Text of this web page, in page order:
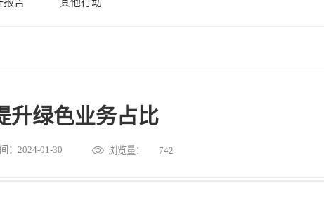
报告 其他行动
升绿色业务占比
：2024-01-30 浏览量： 742